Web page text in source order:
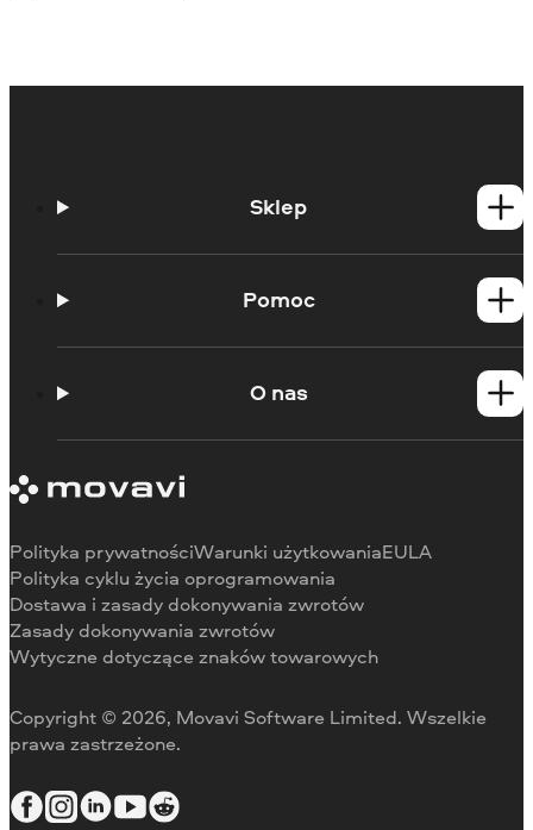
Sklep
Produkty dla Mac
Pomoc
Portal edukacyjny
Ograniczenia wersji próbnej
Zwrot środków
O nas
Referencje
Dlaczego warto wybrać nas
Do pracy
Copyright © 2026, Movavi Software Limited. Wszelkie
prawa zastrzeżone.
Polityka prywatnościWarunki użytkowaniaEULA
Polityka cyklu życia oprogramowania
Dostawa i zasady dokonywania zwrotów
Zasady dokonywania zwrotów
Wytyczne dotyczące znaków towarowych